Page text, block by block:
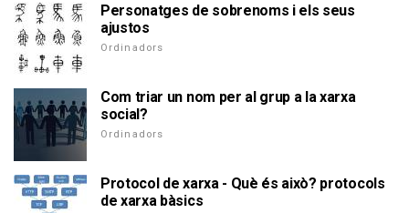
Personatges de sobrenoms i els seus
ajustos
Ordinadors
Com triar un nom per al grup a la xarxa
social?
Ordinadors
Protocol de xarxa - Què és això? protocols
de xarxa bàsics